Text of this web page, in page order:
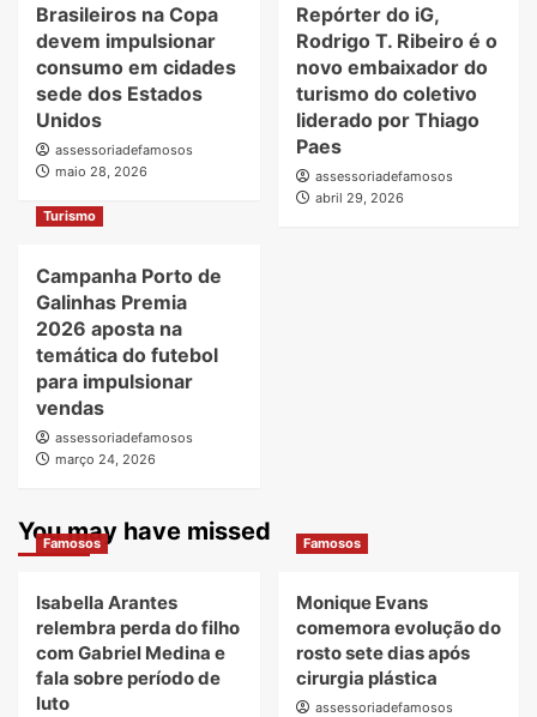
Brasileiros na Copa
devem impulsionar
consumo em cidades
sede dos Estados
Unidos
assessoriadefamosos
maio 28, 2026
Repórter do iG,
Rodrigo T. Ribeiro é o
novo embaixador do
turismo do coletivo
liderado por Thiago
Paes
assessoriadefamosos
abril 29, 2026
Turismo
Campanha Porto de
Galinhas Premia
2026 aposta na
temática do futebol
para impulsionar
vendas
assessoriadefamosos
março 24, 2026
You may have missed
Famosos
Isabella Arantes
relembra perda do filho
com Gabriel Medina e
fala sobre período de
luto
Famosos
Monique Evans
comemora evolução do
rosto sete dias após
cirurgia plástica
assessoriadefamosos